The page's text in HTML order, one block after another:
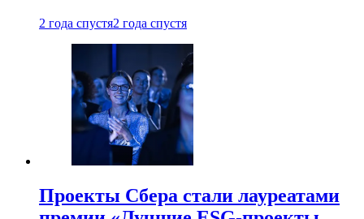
2 года спустя2 года спустя
Проекты Сбера стали лауреатами